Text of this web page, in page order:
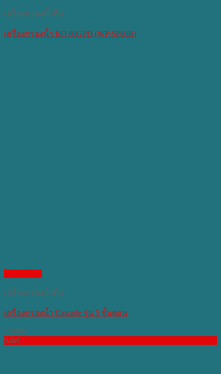
เครื่องกรองน้ำดื่ม
เครื่องกรองน้ำ RO 80GPD (WP-SP80R)
เครื่องกรองน้ำดื่ม
เครื่องกรองน้ำ Cascade รุ่น 5 ขั้นตอน
1,500฿
Sale!